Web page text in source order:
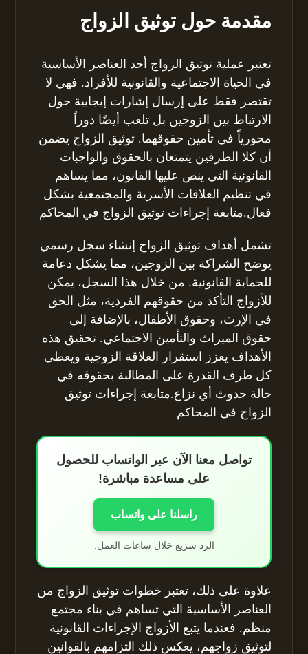
مقدمة حول توثيق الزواج
تعتبر عملية توثيق الزواج أحد العناصر الأساسية
في الحياة الاجتماعية والقانونية للأفراد. فهي لا
تقتصر فقط على إرسال إشارات إيجابية حول
الارتباط بين الزوجين بل تلعب أيضًا دوراً
محورياً في تأمين حقوقهما. توثيق الزواج يضمن
أن كلا الطرفين يتمتعان بالحقوق والواجبات
القانونية التي ينص عليها القانون، مما يساهم
في تنظيم العلاقات الأسرية والمجتمعية بشكل
فعال.متابعة إجراءات توثيق الزواج في المحاكم
تشمل أهداف توثيق الزواج إنشاء سجل رسمي
يوضح الشراكة بين الزوجين، مما يشكل دعامة
للحماية القانونية. من خلال هذا السجل، يمكن
للأزواج التأكد من حقوقهم الفردية، مثل الحق
في الإرث، وحقوق الأطفال، بالإضافة إلى
حقوق الميراث والتأمين الاجتماعي. تحقيق هذه
الأهداف يعزز استقرار العلاقة الزوجية ويعطي
كل طرف القدرة على المطالبة بحقوقه في
حالة حدوث أي نزاع.متابعة إجراءات توثيق
الزواج في المحاكم
تواصل معنا الآن عبر الواتساب للحصول
على مساعدة مباشرة!
راسلنا على واتساب
الرد سريع خلال ساعات العمل.
علاوة على ذلك، تعتبر خطوات توثيق الزواج من
العناصر الأساسية التي تساهم في بناء مجتمع
منظم. فعندما يتبع الأزواج الإجراءات القانونية
لتوثيق زواجهم، يعكس ذلك التزامهم بالقوانين